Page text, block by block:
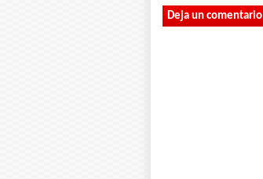
Deja un comentario